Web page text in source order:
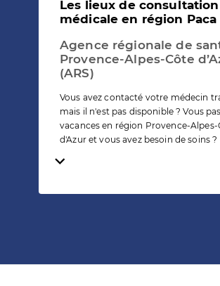
Les lieux de consultation
médicale en région Paca
Agence régionale de
Provence-Alpes-Côte
(ARS)
Vous avez contacté votre médecin
mais il n'est pas disponible ? Vous
vacances en région Provence-Alpes-
d'Azur et vous avez besoin de soins ?
Temps de lecture